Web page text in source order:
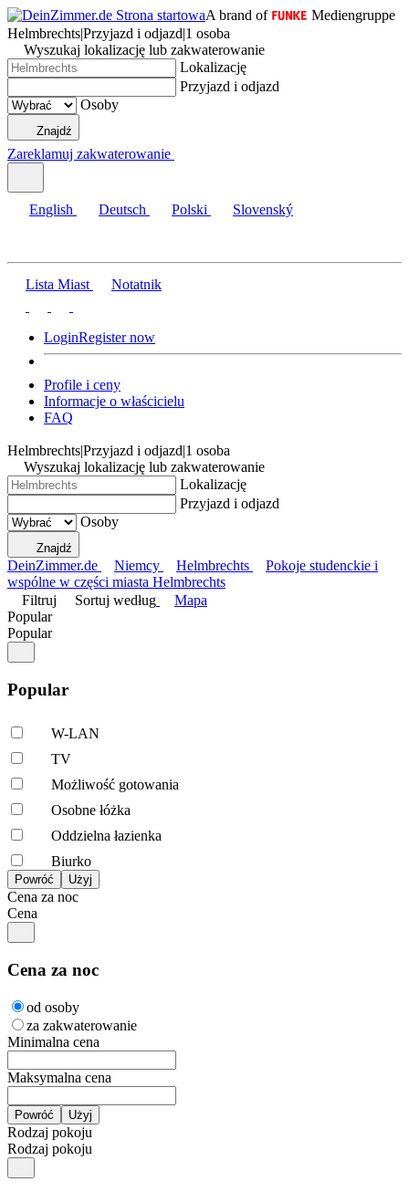
A brand of
Mediengruppe
Helmbrechts|Przyjazd i odjazd|1 osoba
Wyszukaj lokalizację lub zakwaterowanie
Lokalizację
Przyjazd i odjazd
Osoby
Znajdź
Zareklamuj zakwaterowanie
English Deutsch Polski Slovenský
Lista Miast Notatnik
LoginRegister now
Profile i ceny
Informacje o właścicielu
FAQ
Helmbrechts|Przyjazd i odjazd|1 osoba
Wyszukaj lokalizację lub zakwaterowanie
Lokalizację
Przyjazd i odjazd
Osoby
Znajdź
DeinZimmer.de Niemcy Helmbrechts
Pokoje studenckie i
wspólne w części miasta Helmbrechts
Filtruj
Sortuj według
Mapa
Popular
Popular
Popular
W-LAN
TV
Możliwość gotowania
Osobne łóżka
Oddzielna łazienka
Biurko
Cena za noc
Cena
Cena za noc
od osoby
za zakwaterowanie
Minimalna cena
Maksymalna cena
Rodzaj pokoju
Rodzaj pokoju